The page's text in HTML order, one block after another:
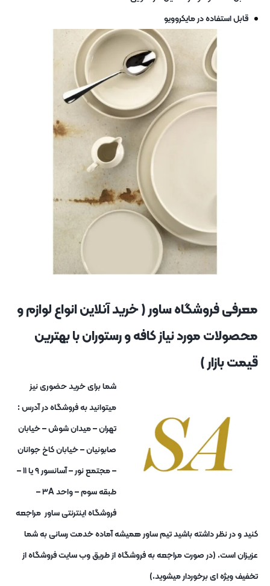
قابل استفاده در مایکروویو
معرفی فروشگاه ساور ( خرید آنلاین انواع لوازم و
محصولات مورد نیاز کافه و رستوران با بهترین
قیمت بازار )
شما برای خرید حضوری نیز
میتوانید به فروشگاه در آدرس :
تهران – میدان شوش – خیابان
صابونیان – خیابان کاخ جوانان
– مجتمع نور – آسانسور ۹ یا ۱۱ –
طبقه سوم – واحد ۳A –
فروشگاه اینترنتی ساور مراجعه
کنید و در نظر داشته باشید تیم ساور همیشه آماده خدمت رسانی به شما
عزیزان است. (در صورت مراجعه به فروشگاه از طریق وب سایت فروشگاه از
تخفیف ویژه ای برخوردار میشوید.)